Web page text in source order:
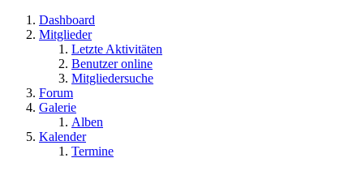
Dashboard
Mitglieder
Letzte Aktivitäten
Benutzer online
Mitgliedersuche
Forum
Galerie
Alben
Kalender
Termine